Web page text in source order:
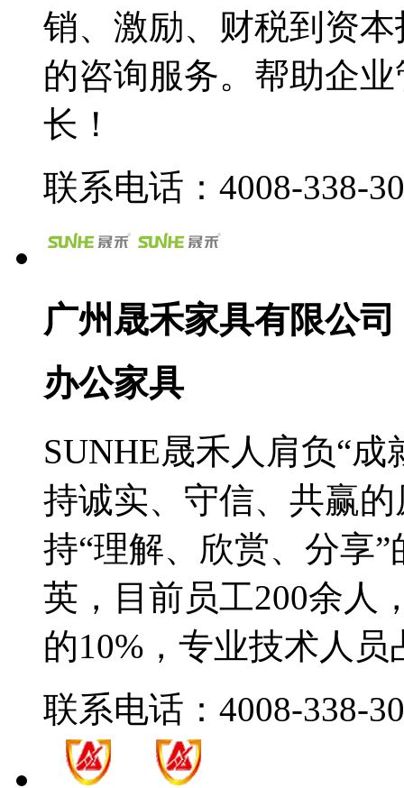
销、激励、财税到资
的咨询服务。帮助企
长！
联系电话：4008-338-
广州晟禾家具有限公司
办公家具
SUNHE晟禾人肩负“
持诚实、守信、共赢
持“理解、欣赏、分享
英，目前员工200余人
的10%，专业技术人
联系电话：4008-338-